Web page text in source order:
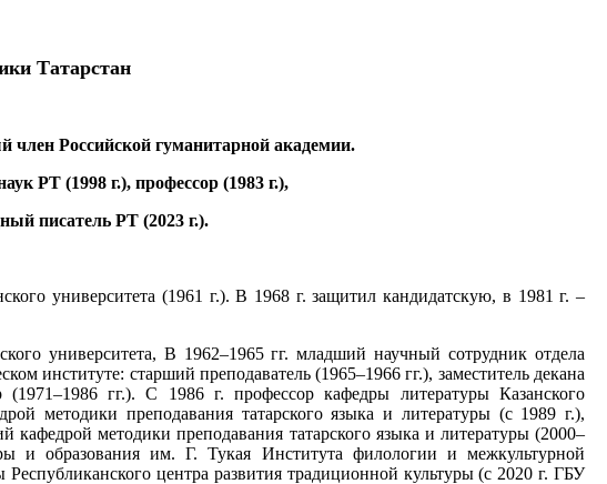
Татарстан
член Российской гуманитарной академии.
РТ (1998 г.), профессор (1983 г.),
писатель РТ (2023 г.).
университета (1961 г.). В 1968 г. защитил кандидатскую, в 1981 г. –
университета, В 1962–1965 гг. младший научный сотрудник отдела
институте: старший преподаватель (1965–1966 гг.), заместитель декана
(1971–1986 гг.). С 1986 г. профессор кафедры литературы Казанского
методики преподавания татарского языка и литературы (с 1989 г.),
кафедрой методики преподавания татарского языка и литературы (2000–
и образования им. Г. Тукая Института филологии и межкультурной
центра развития традиционной культуры (с 2020 г. ГБУ